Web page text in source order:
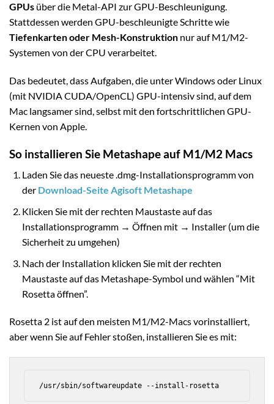
GPUs über die Metal-API zur GPU-Beschleunigung.
Stattdessen werden GPU-beschleunigte Schritte wie
Tiefenkarten oder Mesh-Konstruktion nur auf M1/M2-
Systemen von der CPU verarbeitet.
Das bedeutet, dass Aufgaben, die unter Windows oder Linux
(mit NVIDIA CUDA/OpenCL) GPU-intensiv sind, auf dem
Mac langsamer sind, selbst mit den fortschrittlichen GPU-
Kernen von Apple.
So installieren Sie Metashape auf M1/M2 Macs
Laden Sie das neueste .dmg-Installationsprogramm von
der Download-Seite Agisoft Metashape
Klicken Sie mit der rechten Maustaste auf das
Installationsprogramm → Öffnen mit → Installer (um die
Sicherheit zu umgehen)
Nach der Installation klicken Sie mit der rechten
Maustaste auf das Metashape-Symbol und wählen “Mit
Rosetta öffnen”.
Rosetta 2 ist auf den meisten M1/M2-Macs vorinstalliert,
aber wenn Sie auf Fehler stoßen, installieren Sie es mit:
/usr/sbin/softwareupdate --install-rosetta